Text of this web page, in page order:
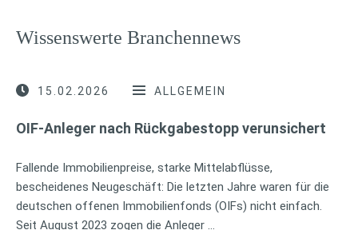
Wissenswerte Branchennews
15.02.2026 ALLGEMEIN
OIF-Anleger nach Rückgabestopp verunsichert
Fallende Immobilienpreise, starke Mittelabflüsse,
bescheidenes Neugeschäft: Die letzten Jahre waren für die
deutschen offenen Immobilienfonds (OIFs) nicht einfach.
Seit August 2023 zogen die Anleger …